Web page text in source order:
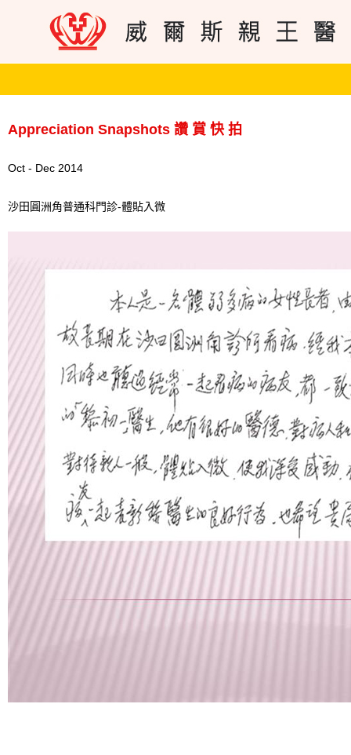
Appreciation Snapshots 讚 賞 快 拍
Oct - Dec 2014
沙田圓洲角普通科門診-體貼入微